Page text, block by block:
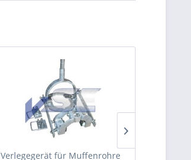
Verlegegerät für Muffenrohre